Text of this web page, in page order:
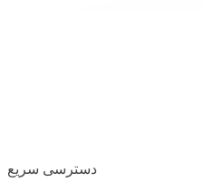
دسترسی سریع